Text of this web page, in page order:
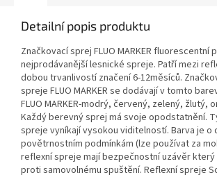
Detailní popis produktu
Značkovací sprej FLUO MARKER fluorescentní
nejprodávanější lesnické spreje. Patří mezi
dobou trvanlivostí značení 6-12měsíců.
spreje FLUO MARKER se dodávají v tomto
FLUO MARKER-modrý, červený, zelený, žlutý,
Každý berevný sprej má svoje opodstatnění.
spreje vyníkají vysokou viditelností. Barva je o
povětrnostním podmínkám (lze používat za
reflexní spreje mají bezpečnostní uzávěr který
proti samovolnému spuštění. Reflexní spreje